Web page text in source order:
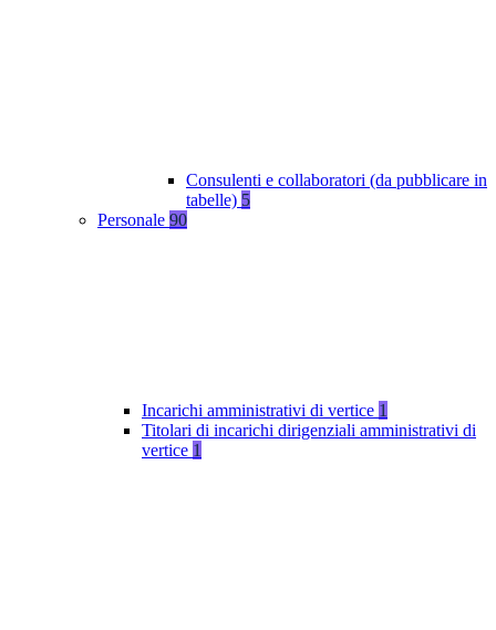
Consulenti e collaboratori (da pubblicare in
tabelle) 5
Personale 90
Incarichi amministrativi di vertice 1
Titolari di incarichi dirigenziali amministrativi di
vertice 1